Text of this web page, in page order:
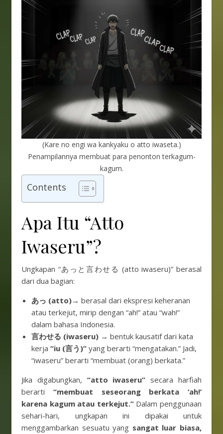
(Kare no engi wa kankyaku o atto iwaseta.)
Penampilannya membuat para penonton terkagum-
kagum.
Contents
Apa Itu “Atto
Iwaseru”?
Ungkapan “あっと言わせる (atto iwaseru)” berasal
dari dua bagian:
あっ (atto)→ berasal dari ekspresi keheranan
atau terkejut, mirip dengan “ah!” atau “wah!”
dalam bahasa Indonesia.
言わせる (iwaseru) → bentuk kausatif dari kata
kerja “iu (言う)” yang berarti “mengatakan.” Jadi,
“iwaseru” berarti “membuat (orang) berkata.”
Jika digabungkan, “atto iwaseru” secara harfiah
berarti “membuat seseorang berkata ‘ah!’
karena kagum atau terkejut.”Dalam penggunaan
sehari-hari, ungkapan ini dipakai untuk
menggambarkan sesuatu yang sangat luar biasa,